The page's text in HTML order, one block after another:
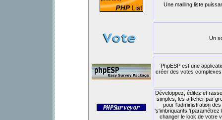
Une mailling liste
Un
PhpESP est une
créer des votes
Développez, éditez et
simples, les afficher par
pour l'administration
's'imbriquants '(paramétrez
changer le look de votre